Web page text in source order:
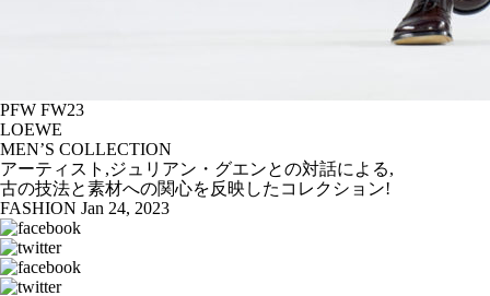
PFW FW23
LOEWE
MEN’S COLLECTION
アーティスト,ジュリアン・グエンとの対話による,
古の技法と素材への関心を反映したコレクション!
FASHION Jan 24, 2023